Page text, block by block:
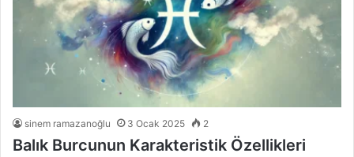
sinem ramazanoğlu 3 Ocak 2025 2
Balık Burcunun Karakteristik Özellikleri